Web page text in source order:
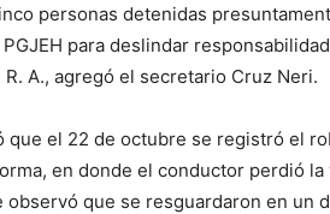
personas detenidas
para deslindar
R. A., agregó el secretario Cruz Neri.
que el 22 de octubre se registró el
en donde el conductor perdió
observó que se resguardaron en un